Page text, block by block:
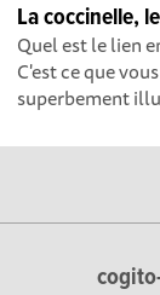
La coccinelle,
Quel est le lien
C'est ce que
superbement